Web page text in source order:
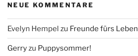
NEUE KOMMENTARE
Evelyn Hempel zu Freunde fürs Leben
Gerryzu Puppysommer!